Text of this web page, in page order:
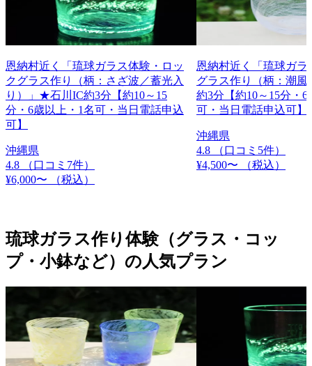
恩納村近く「琉球ガラス体験・ロッ
クグラス作り（柄：さざ波／蓄光入
り）」★石川IC約3分【約10～15
分・6歳以上・1名可・当日電話申込
可】
沖縄県
4.8
（口コミ7件）
¥6,000〜
（税込）
恩納村近く「琉球ガラ
グラス作り（柄：潮
約3分【約10～15分・6
可・当日電話申込可】
沖縄県
4.8
（口コミ5件）
¥4,500〜
（税込）
琉球ガラス作り体験（グラス・コッ
プ・小鉢など）の人気プラン